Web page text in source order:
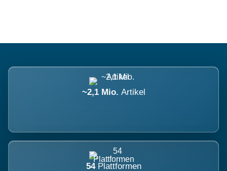
~2,1 Mio. Artikel
54 Plattformen